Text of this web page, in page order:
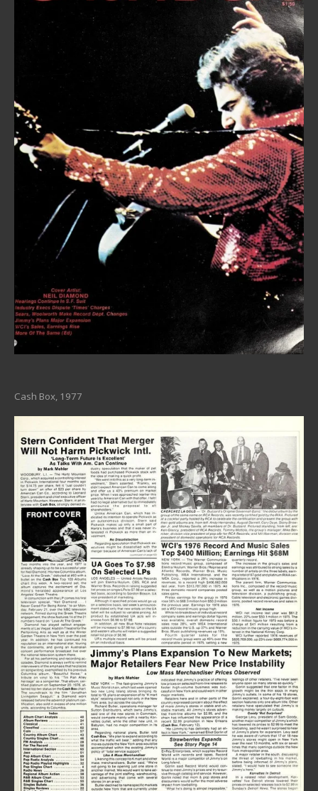
Cash Box, 1977